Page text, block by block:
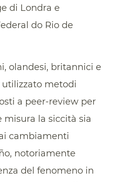
di Londra e
do Rio de
olandesi, britannici e
metodi
a peer-review per
misura la siccità sia
cambiamenti
notoriamente
del fenomeno in